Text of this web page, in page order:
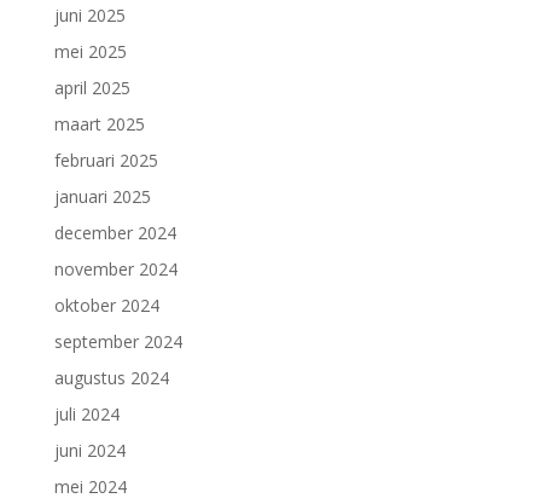
juni 2025
mei 2025
april 2025
maart 2025
februari 2025
januari 2025
december 2024
november 2024
oktober 2024
september 2024
augustus 2024
juli 2024
juni 2024
mei 2024